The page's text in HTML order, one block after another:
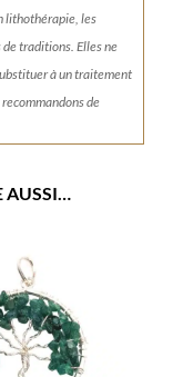
lithothérapie, les
traditions. Elles ne
à un traitement
de
AUSSI…